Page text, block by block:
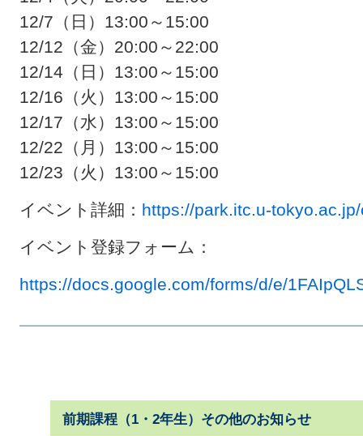
12/7（日）13:00～15:00
12/12（金）20:00～22:00
12/14（日）13:00～15:00
12/16（火）13:00～15:00
12/17（水）13:00～15:00
12/22（月）13:00～15:00
12/23（火）13:00～15:00
イベント詳細： https://park.itc.u-
イベント登録フォーム：
https://docs.google.com/forms/d/e/
前期課程（1・2年生）その他のお知らせ